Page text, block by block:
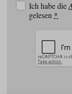
Ich habe die
gelesen *